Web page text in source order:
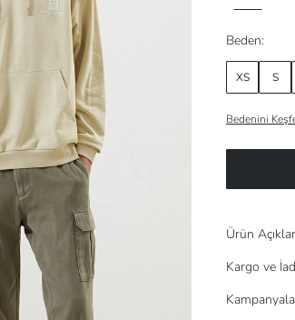
Beden:
XS S
Bedenini
Ürün
Kargo ve